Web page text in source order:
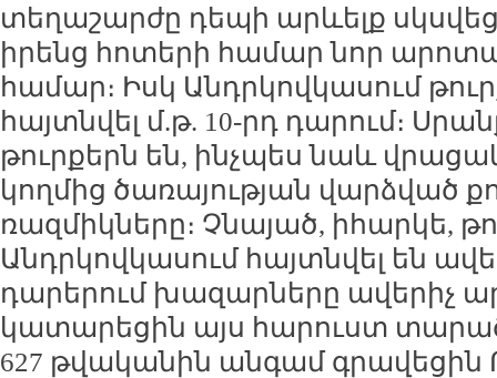
տեղաշարժը դեպի արևելք սկսվեց
իրենց հոտերի համար նոր
համար։ Իսկ Անդրկովկասում
հայտնվել մ.թ. 10-րդ դարում։
թուրքերն են, ինչպես նաև
կողմից ծառայության վարձված
ռազմիկները։ Չնայած, իհարկե,
Անդրկովկասում հայտնվել են
դարերում խազարները ավերիչ
կատարեցին այս հարուստ
627 թվականին անգամ գրավեցին